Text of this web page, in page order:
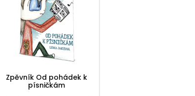
Zpěvník Od pohádek k
písničkám